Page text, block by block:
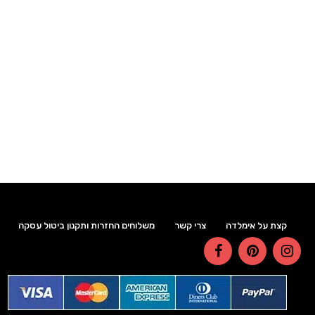
קצת על אימלדה צרי קשר משלוחים החזרות ותקנון ביטול עסקה